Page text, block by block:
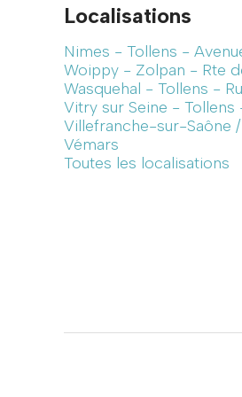
Localisations
Nimes - Tollens -
Woippy - Zolpan - Rte
Wasquehal - Tollens -
Vitry sur Seine - Tollens
Villefranche-sur-Saône
Vémars
Toutes les localisations